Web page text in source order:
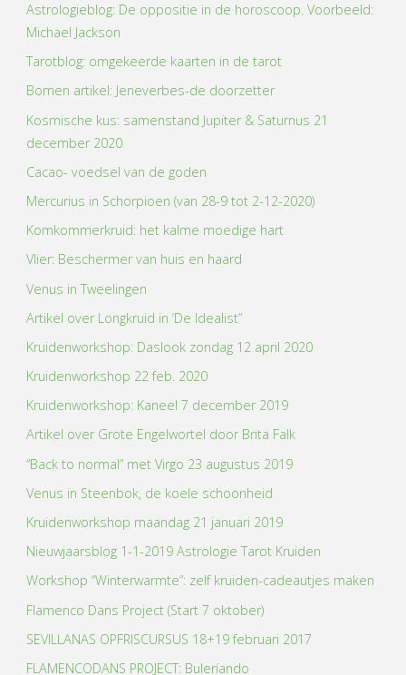
Astrologieblog: De oppositie in de horoscoop. Voorbeeld:
Michael Jackson
Tarotblog: omgekeerde kaarten in de tarot
Bomen artikel: Jeneverbes-de doorzetter
Kosmische kus: samenstand Jupiter & Saturnus 21
december 2020
Cacao- voedsel van de goden
Mercurius in Schorpioen (van 28-9 tot 2-12-2020)
Komkommerkruid: het kalme moedige hart
Vlier: Beschermer van huis en haard
Venus in Tweelingen
Artikel over Longkruid in ‘De Idealist”
Kruidenworkshop: Daslook zondag 12 april 2020
Kruidenworkshop 22 feb. 2020
Kruidenworkshop: Kaneel 7 december 2019
Artikel over Grote Engelwortel door Brita Falk
“Back to normal” met Virgo 23 augustus 2019
Venus in Steenbok, de koele schoonheid
Kruidenworkshop maandag 21 januari 2019
Nieuwjaarsblog 1-1-2019 Astrologie Tarot Kruiden
Workshop “Winterwarmte”: zelf kruiden-cadeautjes maken
Flamenco Dans Project (Start 7 oktober)
SEVILLANAS OPFRISCURSUS 18+19 februari 2017
FLAMENCODANS PROJECT: Buleríando